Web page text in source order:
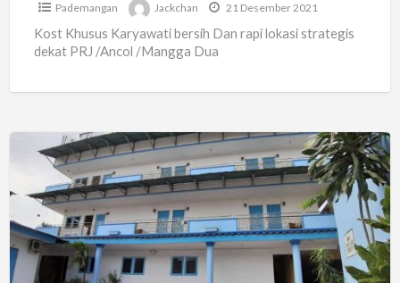
Pademangan Jackchan 21 Desember 2021
Kost Khusus Karyawati bersih Dan rapi lokasi strategis
dekat PRJ /Ancol /Mangga Dua
Pria
&
Wanita
Pademangan